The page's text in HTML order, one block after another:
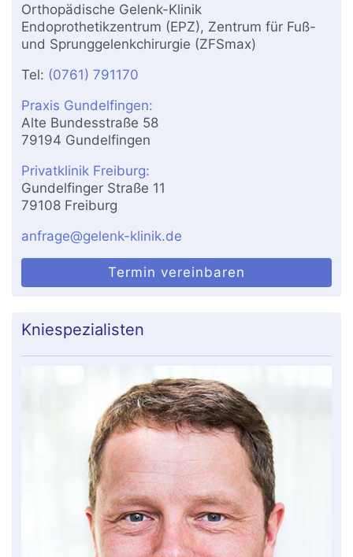
Orthopädische Gelenk-Klinik
Endoprothetikzentrum (EPZ), Zentrum für Fuß-
und Sprunggelenkchirurgie (ZFSmax)
Tel: (0761) 791170
Praxis Gundelfingen:
Alte Bundesstraße 58
79194 Gundelfingen
Privatklinik Freiburg:
Gundelfinger Straße 11
79108 Freiburg
anfrage@gelenk-klinik.de
Termin vereinbaren
Kniespezialisten